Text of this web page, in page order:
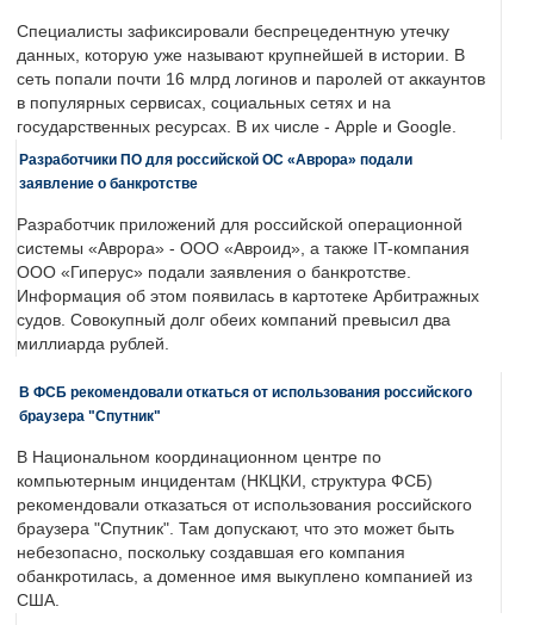
Специалисты зафиксировали беспрецедентную утечку
данных, которую уже называют крупнейшей в истории. В
сеть попали почти 16 млрд логинов и паролей от аккаунтов
в популярных сервисах, социальных сетях и на
государственных ресурсах. В их числе - Apple и Google.
Разработчики ПО для российской ОС «Аврора» подали
заявление о банкротстве
Разработчик приложений для российской операционной
системы «Аврора» - ООО «Авроид», а также IT-компания
ООО «Гиперус» подали заявления о банкротстве.
Информация об этом появилась в картотеке Арбитражных
судов. Совокупный долг обеих компаний превысил два
миллиарда рублей.
В ФСБ рекомендовали откаться от использования российского
браузера "Спутник"
В Национальном координационном центре по
компьютерным инцидентам (НКЦКИ, структура ФСБ)
рекомендовали отказаться от использования российского
браузера "Спутник". Там допускают, что это может быть
небезопасно, поскольку создавшая его компания
обанкротилась, а доменное имя выкуплено компанией из
США.